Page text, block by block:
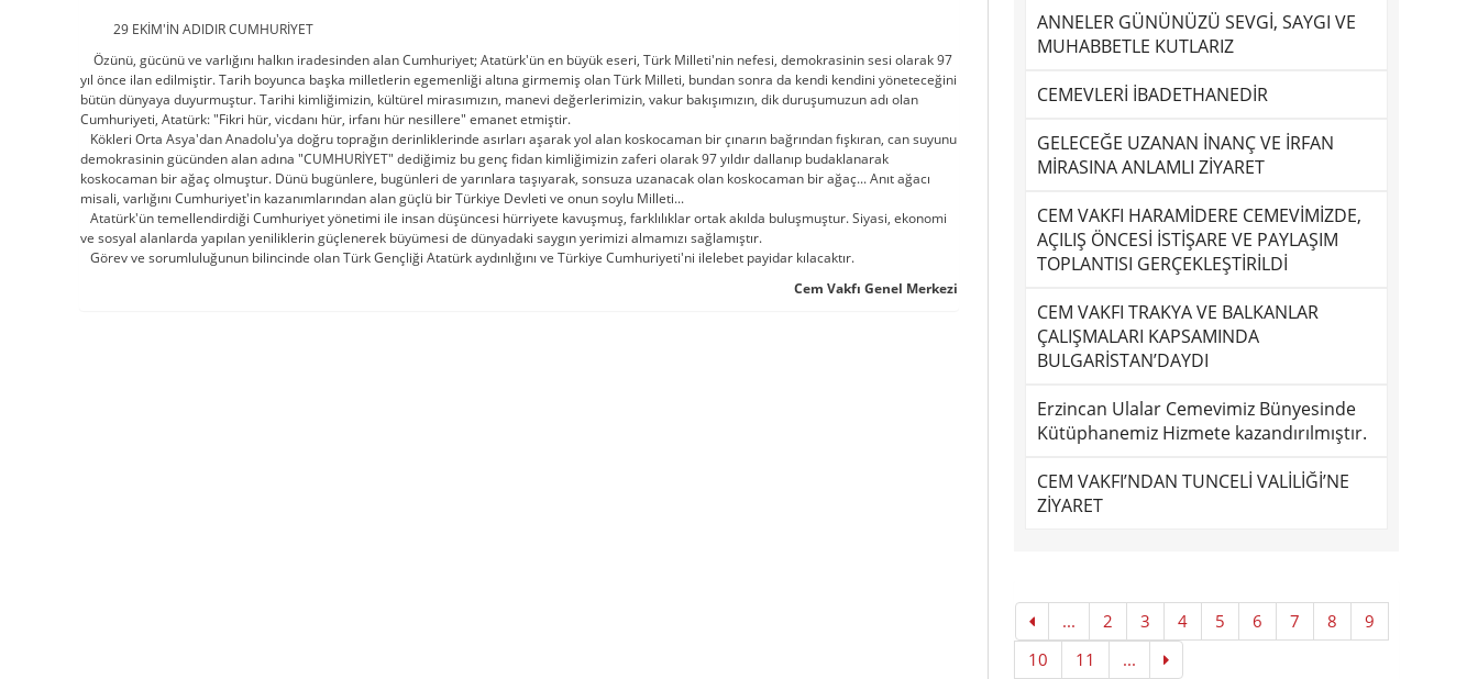
29 EKİM'İN ADIDIR CUMHURİYET
Özünü, gücünü ve varlığını halkın iradesinden alan Cumhuriyet; Atatürk'ün en büyük eseri, Türk Milleti'nin nefesi, demokrasinin sesi olarak 97
yıl önce ilan edilmiştir. Tarih boyunca başka milletlerin egemenliği altına girmemiş olan Türk Milleti, bundan sonra da kendi kendini yöneteceğini
bütün dünyaya duyurmuştur. Tarihi kimliğimizin, kültürel mirasımızın, manevi değerlerimizin, vakur bakışımızın, dik duruşumuzun adı olan
Cumhuriyeti, Atatürk: "Fikri hür, vicdanı hür, irfanı hür nesillere" emanet etmiştir.
Kökleri Orta Asya'dan Anadolu'ya doğru toprağın derinliklerinde asırları aşarak yol alan koskocaman bir çınarın bağrından fışkıran, can suyunu
demokrasinin gücünden alan adına "CUMHURİYET" dediğimiz bu genç fidan kimliğimizin zaferi olarak 97 yıldır dallanıp budaklanarak
koskocaman bir ağaç olmuştur. Dünü bugünlere, bugünleri de yarınlara taşıyarak, sonsuza uzanacak olan koskocaman bir ağaç... Anıt ağacı
misali, varlığını Cumhuriyet'in kazanımlarından alan güçlü bir Türkiye Devleti ve onun soylu Milleti...
Atatürk'ün temellendirdiği Cumhuriyet yönetimi ile insan düşüncesi hürriyete kavuşmuş, farklılıklar ortak akılda buluşmuştur. Siyasi, ekonomi
ve sosyal alanlarda yapılan yeniliklerin güçlenerek büyümesi de dünyadaki saygın yerimizi almamızı sağlamıştır.
Görev ve sorumluluğunun bilincinde olan Türk Gençliği Atatürk aydınlığını ve Türkiye Cumhuriyeti'ni ilelebet payidar kılacaktır.
Cem Vakfı Genel Merkezi
ANNELER GÜNÜNÜZÜ SEVGİ, SAYGI VE
MUHABBETLE KUTLARIZ
CEMEVLERİ İBADETHANEDİR
GELECEĞE UZANAN İNANÇ VE İRFAN
MİRASINA ANLAMLI ZİYARET
CEM VAKFI HARAMİDERE CEMEVİMİZDE,
AÇILIŞ ÖNCESİ İSTİŞARE VE PAYLAŞIM
TOPLANTISI GERÇEKLEŞTİRİLDİ
CEM VAKFI TRAKYA VE BALKANLAR
ÇALIŞMALARI KAPSAMINDA
BULGARİSTAN’DAYDI
Erzincan Ulalar Cemevimiz Bünyesinde
Kütüphanemiz Hizmete kazandırılmıştır.
CEM VAKFI’NDAN TUNCELİ VALİLİĞİ’NE
ZİYARET
... 2 3 4 5 6 7 8
9
10
11 ...